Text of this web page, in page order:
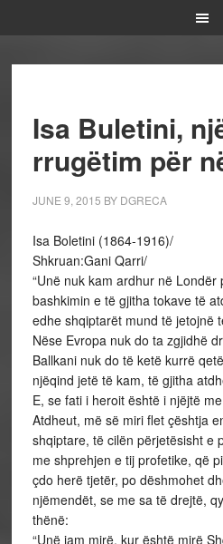
Isa Buletini,
rrugëtim për
JUNE 9, 2015 BY DGRECA
Isa Boletini (1864-1916)/
Shkruan:Gani Qarri/
“Unë nuk kam ardhur në
bashkimin e të gjitha tokave të
edhe shqiptarët mund të jetojnë
Nëse Evropa nuk do ta zgjidhë
Ballkani nuk do të ketë kurrë
njëqind jetë të kam, të gjitha
E, se fati i heroit është i njëjtë
Atdheut, më së miri flet çështja
shqiptare, të cilën përjetësisht e
me shprehjen e tij profetike, që
çdo herë tjetër, po dëshmohet
njëmendët, se me sa të drejtë,
thënë:
“Unë jam mirë, kur është mirë